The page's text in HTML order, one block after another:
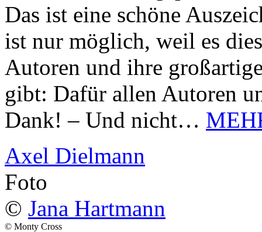
Das ist eine schöne
ist nur möglich, weil es
Autoren und ihre
gibt: Dafür allen Autoren
Dank! – Und nicht…
Axel Dielmann
Foto
© Jana Hartmann
© Monty Cross